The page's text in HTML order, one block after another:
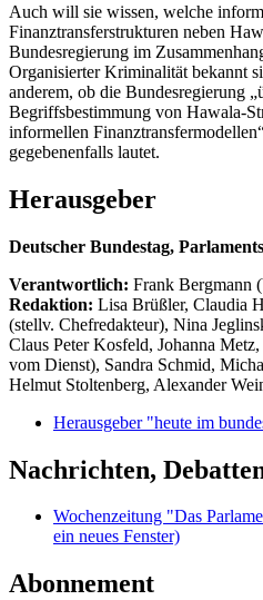
Auch will sie wissen, welche
Finanztransferstrukturen neben
Bundesregierung im
Organisierter Kriminalität bekannt
anderem, ob die Bundesregierung
Begriffsbestimmung von Hawala-
informellen
gegebenenfalls lautet.
Herausgeber
Deutscher Bundestag,
Verantwortlich: Frank Bergmann
Redaktion: Lisa Brüßler, Claudia
(stellv. Chefredakteur), Nina
Claus Peter Kosfeld, Johanna
vom Dienst), Sandra Schmid,
Helmut Stoltenberg, Alexander
Herausgeber "heute im
Nachrichten,
Wochenzeitung "Das
ein neues Fenster)
Abonnement